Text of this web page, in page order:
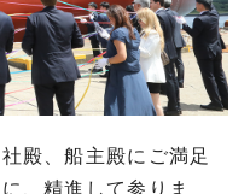
殿、船主殿にご満足
、精進して参りま